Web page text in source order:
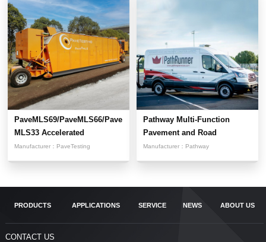
PaveMLS69/PaveMLS66/Pave
MLS33 Accelerated
Pavement...
Manufacturer： PaveTesting
Pathway Multi-Function
Pavement and Road
Condition...
Manufacturer： Pathway
PRODUCTS APPLICATIONS SERVICE NEWS ABOUT US
CONTACT US